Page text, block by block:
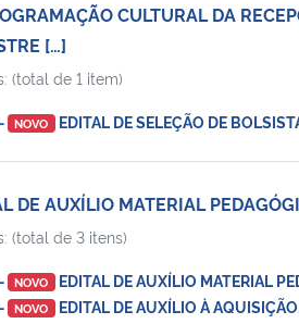
CULTURAL DA
[…]
(total de 1 item)
NOVO EDITAL DE SELEÇÃO DE
AUXÍLIO MATERIAL
(total de 3 itens)
NOVO
EDITAL DE AUXÍLIO MATERIAL
NOVO EDITAL DE AUXÍLIO À